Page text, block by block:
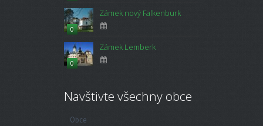
0
Zámek nový Falkenburk
0
Zámek Lemberk
Navštivte všechny obce
Obce